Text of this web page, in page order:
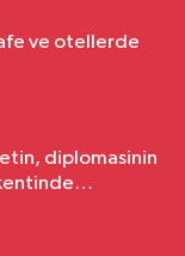
ve otellerde
diplomasinin